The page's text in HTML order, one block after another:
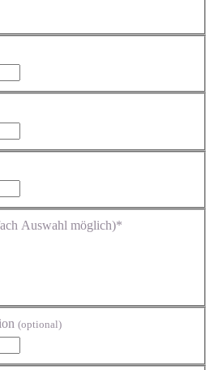
Auswahl möglich)*
(optional)